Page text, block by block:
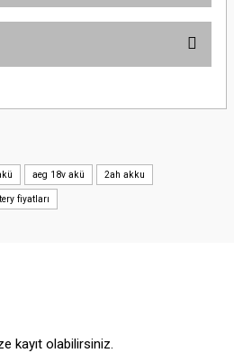
Yorum Yaz
aeg 18v akü 2ah akku
fiyatları
kayıt olabilirsiniz.